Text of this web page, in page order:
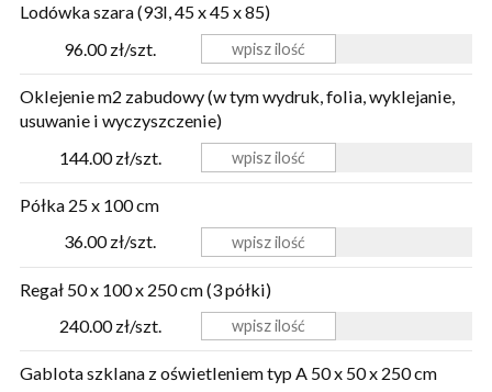
Lodówka szara (93l, 45 x 45 x 85)
96.00 zł/szt.
Oklejenie m2 zabudowy (w tym wydruk, folia, wyklejanie,
usuwanie i wyczyszczenie)
144.00 zł/szt.
Półka 25 x 100 cm
36.00 zł/szt.
Regał 50 x 100 x 250 cm (3 półki)
240.00 zł/szt.
Gablota szklana z oświetleniem typ A 50 x 50 x 250 cm